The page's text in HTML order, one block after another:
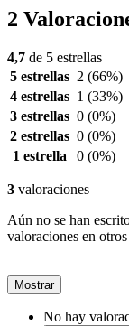
2
4,7 de 5 estrellas
5 estrellas 2 (66%)
4 estrellas 1 (33%)
3 estrellas 0 (0%)
2 estrellas 0 (0%)
1 estrella
0 (0%)
3 valoraciones
Aún no se han
valoraciones en
Mostrar
No hay